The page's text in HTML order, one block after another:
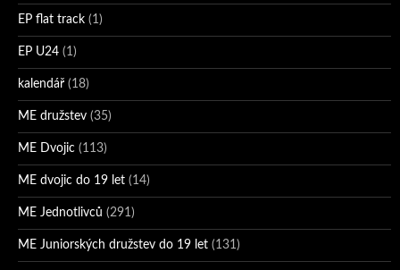
EP flat track (1)
EP U24 (1)
kalendář (18)
ME družstev (35)
ME Dvojic (113)
ME dvojic do 19 let (14)
ME Jednotlivců (291)
ME Juniorských družstev do 19 let (131)